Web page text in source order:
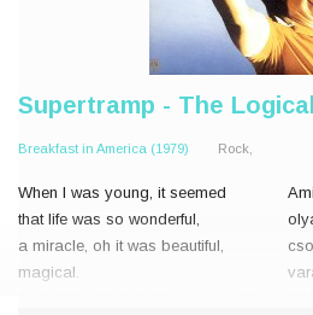
Supertramp - The
Breakfast in America (1979) Rock,
When I was young, it seemed
that life was so wonderful,
a miracle, oh it was beautiful,
magical.